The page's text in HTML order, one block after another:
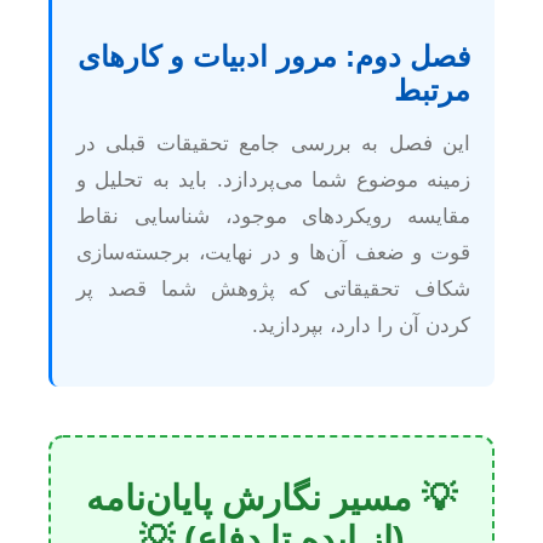
فصل دوم: مرور ادبیات و کارهای
مرتبط
این فصل به بررسی جامع تحقیقات قبلی در
زمینه موضوع شما می‌پردازد. باید به تحلیل و
مقایسه رویکردهای موجود، شناسایی نقاط
قوت و ضعف آن‌ها و در نهایت، برجسته‌سازی
شکاف تحقیقاتی که پژوهش شما قصد پر
کردن آن را دارد، بپردازید.
💡 مسیر نگارش پایان‌نامه